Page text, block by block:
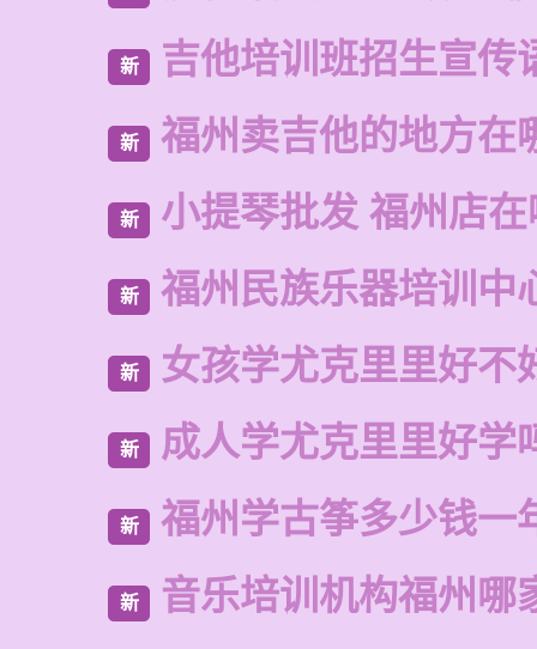
新 吉他培训班招生宣传
新 福州卖吉他的地方在
新 小提琴批发 福州店
新 福州民族乐器培训中
新 女孩学尤克里里好不
新 成人学尤克里里好学
新 福州学古筝多少钱一
新 音乐培训机构福州哪